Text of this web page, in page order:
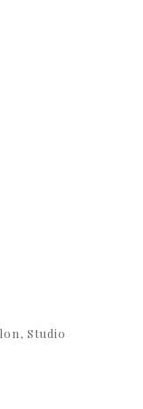
Studio